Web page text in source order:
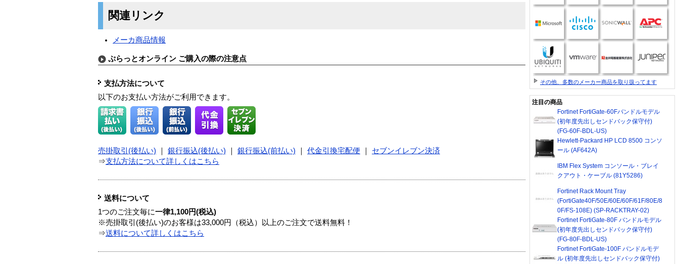
関連リンク
メーカ商品情報
ぷらっとオンライン ご購入の際の注意点
支払方法について
以下のお支払い方法がご利用できます。
売掛取引(後払い) 銀行振込(後払い) 銀行振込(前払い) 代金引換宅配便
セブンイレブン決済
⇒支払方法について詳しくはこちら
送料について
1つのご注文毎に一律1,100円(税込)
※売掛取引(後払い)のお客様は33,000円（税込）以上のご注文で送料無料！
⇒送料について詳しくはこちら
その他、多数のメーカー商品を取り扱ってます
注目の商品
Fortinet FortiGate-60Fバンドルモデル
(初年度先出しセンドバック保守付)
(FG-60F-BDL-US)
Hewlett-Packard HP LCD 8500 コンソ
ール (AF642A)
IBM Flex System コンソール・ブレイ
クアウト・ケーブル (81Y5286)
Fortinet Rack Mount Tray
(FortiGate40F/50E/60E/60F/61F/80E/8
0F/FS-108E) (SP-RACKTRAY-02)
Fortinet FortiGate-80F バンドルモデル
(初年度先出しセンドバック保守付)
(FG-80F-BDL-US)
Fortinet FortiGate-100F バンドルモデ
ル (初年度先出しセンドバック保守付)